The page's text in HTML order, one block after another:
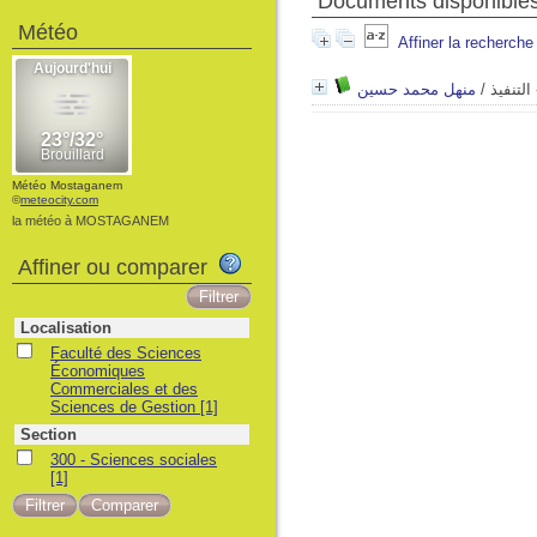
Affiner la recherche
/ منهل محمد حسين
Météo
Météo Mostaganem
©meteocity.com
la météo à MOSTAGANEM
Affiner ou comparer
Localisation
Faculté des Sciences
Économiques
Commerciales et des
Sciences de Gestion [1]
Section
300 - Sciences sociales
[1]